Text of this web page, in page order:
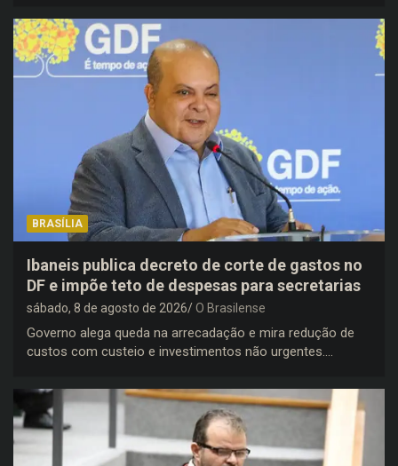
BRASÍLIA
Ibaneis publica decreto de corte de gastos no
DF e impõe teto de despesas para secretarias
sábado, 8 de agosto de 2026 O Brasilense
Governo alega queda na arrecadação e mira redução de
custos com custeio e investimentos não urgentes.…